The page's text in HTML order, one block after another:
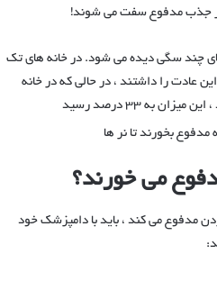
جذب مدفوع سفت می شوند!
چند سگی دیده می شود. در خانه های تک
ها این عادت را داشتند ، در حالی که در خانه
به 33 درصد رسید
مدفوع بخورند تا نر ها
می خورند؟
مدفوع می کند ، باید با دامپزشک خود